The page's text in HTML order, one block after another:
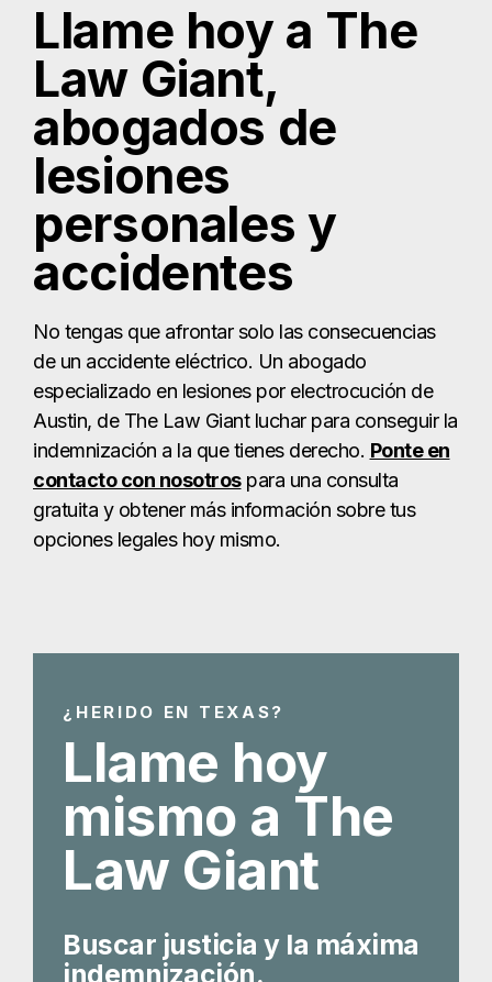
Llame hoy a The
Law Giant,
abogados de
lesiones
personales y
accidentes
No tengas que afrontar solo las consecuencias
de un accidente eléctrico. Un abogado
especializado en lesiones por electrocución de
Austin, de The Law Giant luchar para conseguir la
indemnización a la que tienes derecho. Ponte en
contacto con nosotrospara una consulta
gratuita y obtener más información sobre tus
opciones legales hoy mismo.
¿HERIDO EN TEXAS?
Llame hoy
mismo a The
Law Giant
Buscar justicia y la máxima
indemnización.